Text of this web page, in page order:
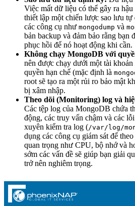
Việc mất dữ liệu có thể gây ra
thiết lập một chiến lược sao lưu
các công cụ như mongodump và
bản backup và đảm bảo rằng bạn
phục hồi để nó hoạt động khi cần.
Không chạy MongoDB với
nên được chạy dưới một tài
quyền hạn chế (mặc định là
root sẽ tạo ra một rủi ro bảo mật
bị xâm nhập.
Theo dõi (Monitoring) log và
Các tệp log của MongoDB chứa
động, các truy vấn chậm và các
xuyên kiểm tra log (/var/log/
dụng các công cụ giám sát để
quan trọng như CPU, bộ nhớ và
sớm các vấn đề sẽ giúp bạn giải
trở nên nghiêm trọng.